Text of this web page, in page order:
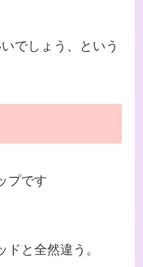
でしょう、という
プです
と全然違う。